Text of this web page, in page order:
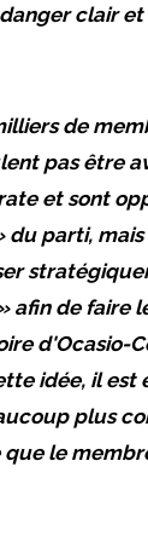
clair
de
pas être
et sont
parti, mais
afin de faire
d'Ocasio-
idée, il est
plus
le